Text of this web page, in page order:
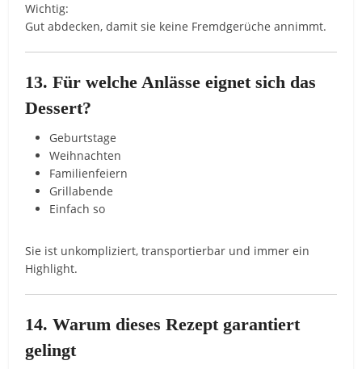
Wichtig:
Gut abdecken, damit sie keine Fremdgerüche annimmt.
13. Für welche Anlässe eignet sich das
Dessert?
Geburtstage
Weihnachten
Familienfeiern
Grillabende
Einfach so
Sie ist unkompliziert, transportierbar und immer ein
Highlight.
14. Warum dieses Rezept garantiert
gelingt